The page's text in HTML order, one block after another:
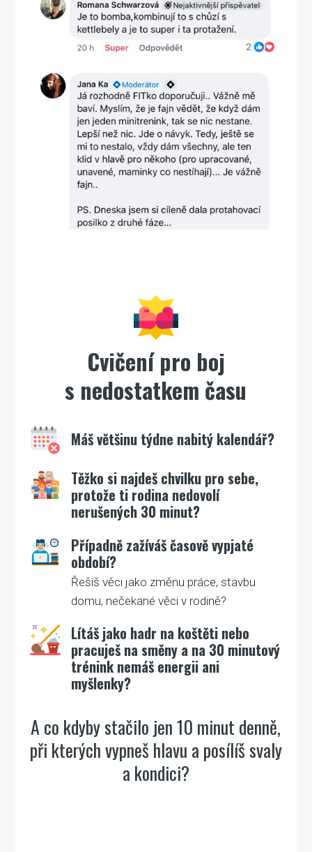
Cvičení pro boj
s nedostatkem času
Máš většinu týdne nabitý kalendář?
Těžko si najdeš chvilku pro sebe,
protože ti rodina nedovolí
nerušených 30 minut?
Případně zažíváš časově vypjaté
období?
Řešíš věci jako změnu práce, stavbu
domu, nečekané věci v rodině?
Lítáš jako hadr na koštěti nebo
pracuješ na směny a na 30 minutový
trénink nemáš energii ani
myšlenky?
A co kdyby stačilo jen 10 minut denně,
při kterých vypneš hlavu a posílíš svaly
a kondici?